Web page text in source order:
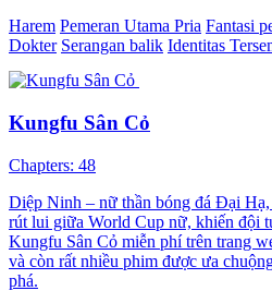
Harem Pemeran Utama Pria Fantasi
Dokter Serangan balik Identitas
Kungfu Sân Cỏ
Chapters: 48
Diệp Ninh – nữ thần bóng đá Đại
rút lui giữa World Cup nữ, khiến đội
Kungfu Sân Cỏ miễn phí trên trang
và còn rất nhiều phim được ưa
phá.